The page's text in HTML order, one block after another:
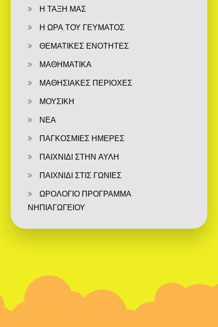
Η ΤΑΞΗ ΜΑΣ
Η ΩΡΑ ΤΟΥ ΓΕΥΜΑΤΟΣ
ΘΕΜΑΤΙΚΕΣ ΕΝΟΤΗΤΕΣ
ΜΑΘΗΜΑΤΙΚΑ
ΜΑΘΗΣΙΑΚΕΣ ΠΕΡΙΟΧΕΣ
ΜΟΥΣΙΚΗ
ΝΕΑ
ΠΑΓΚΟΣΜΙΕΣ ΗΜΕΡΕΣ
ΠΑΙΧΝΙΔΙ ΣΤΗΝ ΑΥΛΗ
ΠΑΙΧΝΙΔΙ ΣΤΙΣ ΓΩΝΙΕΣ
ΩΡΟΛΟΓΙΟ ΠΡΟΓΡΑΜΜΑ
ΝΗΠΙΑΓΩΓΕΙΟΥ